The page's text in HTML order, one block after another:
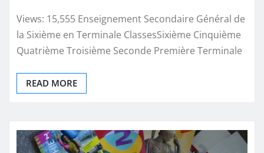
Views: 15,555 Enseignement Secondaire Général de
la Sixième en Terminale ClassesSixième Cinquième
Quatrième Troisième Seconde Première Terminale
READ MORE